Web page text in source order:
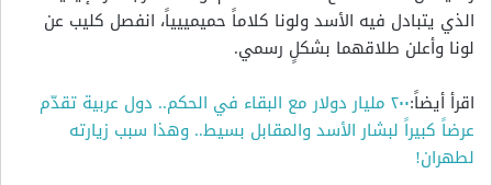
الذي يتبادل فيه الأسد ولونا كلاماً حميمييياً، انفصل كليب عن
لونا وأعلن طلاقهما بشكلٍ رسمي.
اقرأ أيضاً:
٢٠٠ مليار دولار مع البقاء في الحكم.. دول عربية تقدّم
عرضاً كبيراً لبشار الأسد والمقابل بسيط.. وهذا سبب زيارته
لطهران!